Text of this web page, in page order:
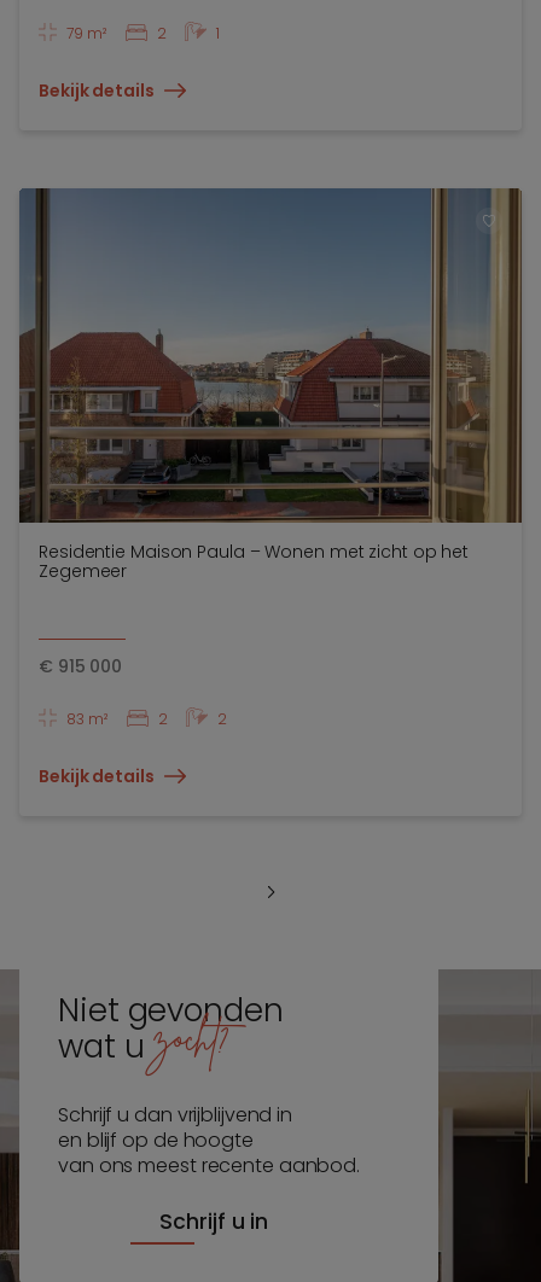
79 m² 2 1
Bekijk details
Residentie Maison Paula – Wonen met zicht op het
Zegemeer
€ 915 000
83 m² 2 2
Bekijk details
Niet gevonden
wat u zocht?
Schrijf u dan vrijblijvend in
en blijf op de hoogte
van ons meest recente aanbod.
Schrijf u in